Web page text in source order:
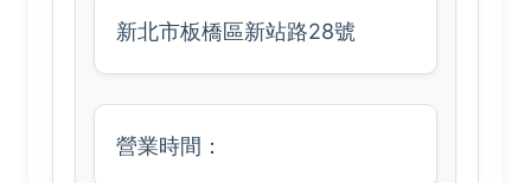
新北市板橋區新站路28號
營業時間：